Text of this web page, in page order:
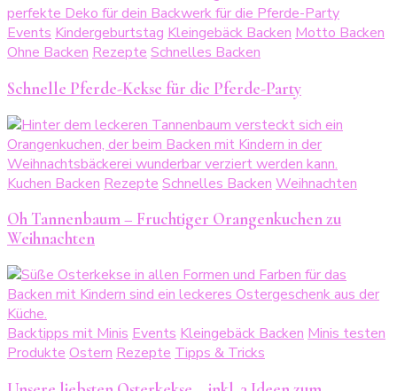
Events Kindergeburtstag Kleingebäck Backen Motto Backen
Ohne Backen Rezepte Schnelles Backen
Schnelle Pferde-Kekse für die Pferde-Party
Kuchen Backen Rezepte Schnelles Backen Weihnachten
Oh Tannenbaum – Fruchtiger Orangenkuchen zu
Weihnachten
Backtipps mit Minis Events Kleingebäck Backen Minis testen
Produkte Ostern Rezepte Tipps & Tricks